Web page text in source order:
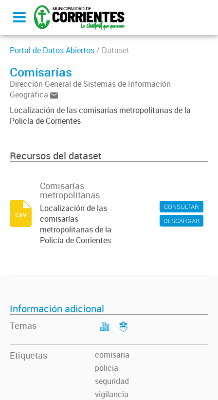
Portal de Datos Abiertos/ Dataset
Comisarías
Dirección General de Sistemas de Información
Geográfica
Localización de las comisarías metropolitanas de la
Policía de Corrientes
Recursos del dataset
CONSULTAR
DESCARGAR
Comisarías
metropolitanas
Localización de las
comisarías
metropolitanas de la
Policía de Corrientes
csv
Información adicional
Temas
Etiquetas
comisaria
policia
seguridad
vigilancia